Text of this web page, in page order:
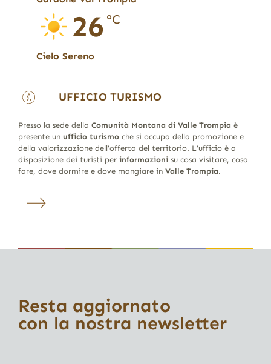
26 °C
Cielo Sereno
UFFICIO TURISMO
Presso la sede della Comunità Montana di Valle Trompia è
presente un ufficio turismoche si occupa della promozione e
della valorizzazione dell’offerta del territorio. L’ufficio è a
disposizione dei turisti per informazionisu cosa visitare, cosa
fare, dove dormire e dove mangiare in Valle Trompia.
Resta aggiornato
con la nostra newsletter